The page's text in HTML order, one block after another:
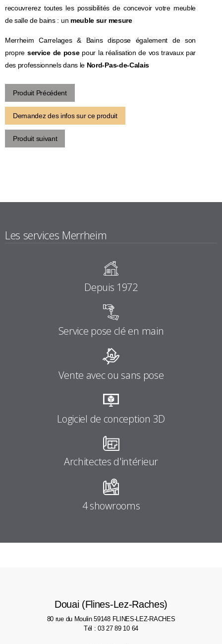
recouvrerez toutes les possibilités de concevoir votre meuble
de salle de bains : un meuble sur mesure
Merrheim Carrelages & Bains dispose également de son
propre service de posepour la réalisation de vos travaux par
des professionnels dans le Nord-Pas-de-Calais
Produit Précédent
Demandez des infos sur ce produit
Produit suivant
Les services Merrheim
Depuis 1972
Service pose clé en main
Vente avec ou sans pose
Logiciel de conception 3D
Architectes d'intérieur
4 showrooms
Douai (Flines-Lez-Raches)
80 rue du Moulin59148 FLINES-LEZ-RACHES
Tél : 03 27 89 10 64